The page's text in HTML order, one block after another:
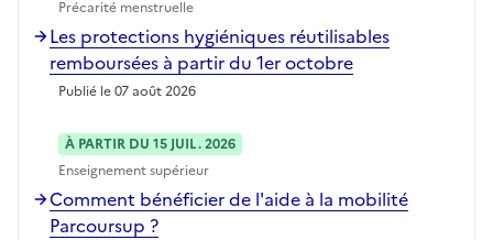
Précarité menstruelle
Les protections hygiéniques réutilisables
remboursées à partir du 1er octobre
Publié le 07 août 2026
À PARTIR DU 15 JUIL. 2026
Enseignement supérieur
Comment bénéficier de l'aide à la mobilité
Parcoursup ?